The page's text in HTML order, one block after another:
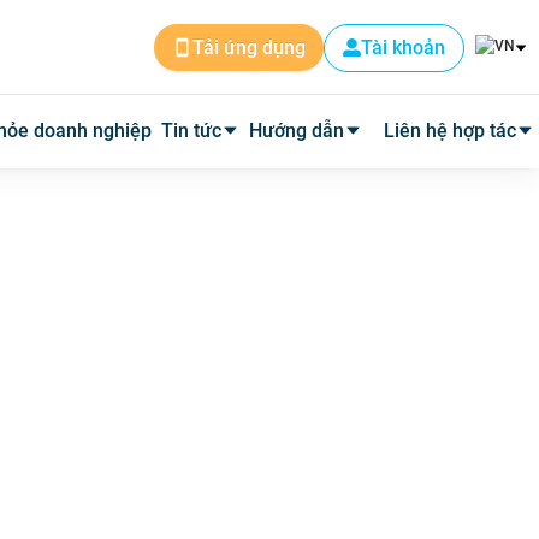
Tải ứng dụng Tài khoản
doanh nghiệp Tin tức Hướng dẫn Liên hệ hợp tác